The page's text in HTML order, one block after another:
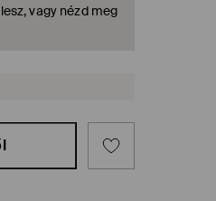
vagy nézd meg